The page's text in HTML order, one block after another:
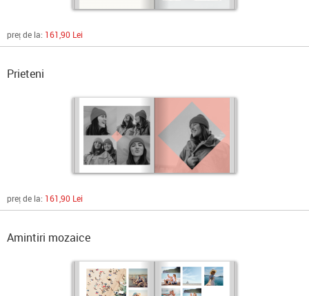
preț de la: 161,90 Lei
Prieteni
preț de la: 161,90 Lei
Amintiri mozaice